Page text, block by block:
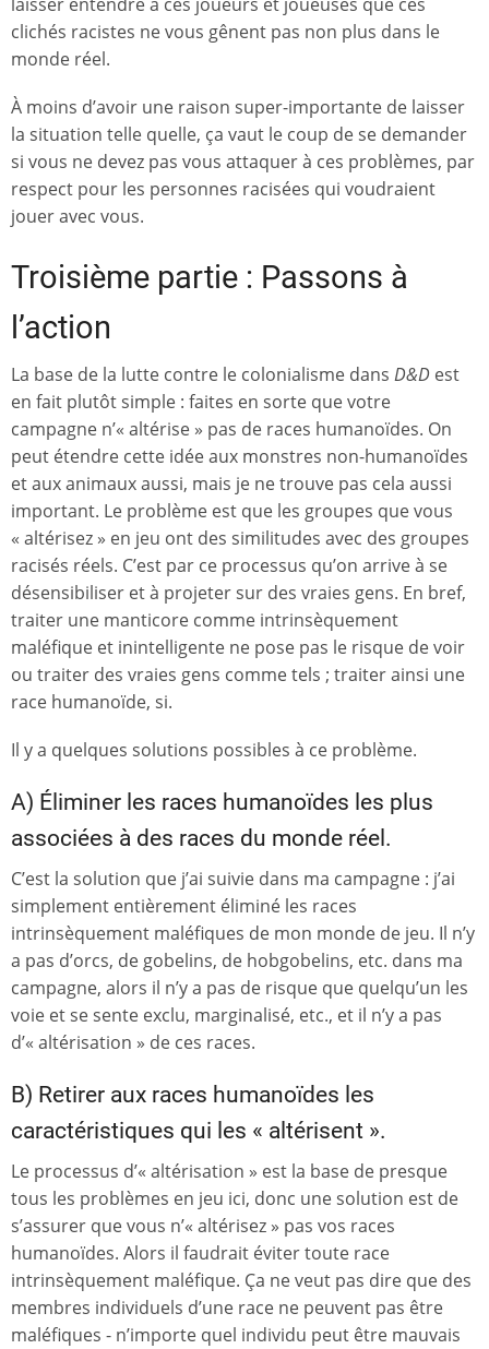
clichés racistes ne vous gênent pas non plus dans le
monde réel.
À moins d’avoir une raison super-importante de laisser
la situation telle quelle, ça vaut le coup de se demander
si vous ne devez pas vous attaquer à ces problèmes, par
respect pour les personnes racisées qui voudraient
jouer avec vous.
Troisième partie : Passons à
l’action
La base de la lutte contre le colonialisme dans D&D est
en fait plutôt simple : faites en sorte que votre
campagne n’« altérise » pas de races humanoïdes. On
peut étendre cette idée aux monstres non-humanoïdes
et aux animaux aussi, mais je ne trouve pas cela aussi
important. Le problème est que les groupes que vous
« altérisez » en jeu ont des similitudes avec des groupes
racisés réels. C’est par ce processus qu’on arrive à se
désensibiliser et à projeter sur des vraies gens. En bref,
traiter une manticore comme intrinsèquement
maléfique et inintelligente ne pose pas le risque de voir
ou traiter des vraies gens comme tels ; traiter ainsi une
race humanoïde, si.
Il y a quelques solutions possibles à ce problème.
A) Éliminer les races humanoïdes les plus
associées à des races du monde réel.
C’est la solution que j’ai suivie dans ma campagne : j’ai
simplement entièrement éliminé les races
intrinsèquement maléfiques de mon monde de jeu. Il n’y
a pas d’orcs, de gobelins, de hobgobelins, etc. dans ma
campagne, alors il n’y a pas de risque que quelqu’un les
voie et se sente exclu, marginalisé, etc., et il n’y a pas
d’« altérisation » de ces races.
B) Retirer aux races humanoïdes les
caractéristiques qui les « altérisent ».
Le processus d’« altérisation » est la base de presque
tous les problèmes en jeu ici, donc une solution est de
s’assurer que vous n’« altérisez » pas vos races
humanoïdes. Alors il faudrait éviter toute race
intrinsèquement maléfique. Ça ne veut pas dire que des
membres individuels d’une race ne peuvent pas être
maléfiques - n’importe quel individu peut être mauvais